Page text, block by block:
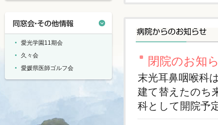
愛光学園11期会
久々会
愛媛県医師ゴルフ会